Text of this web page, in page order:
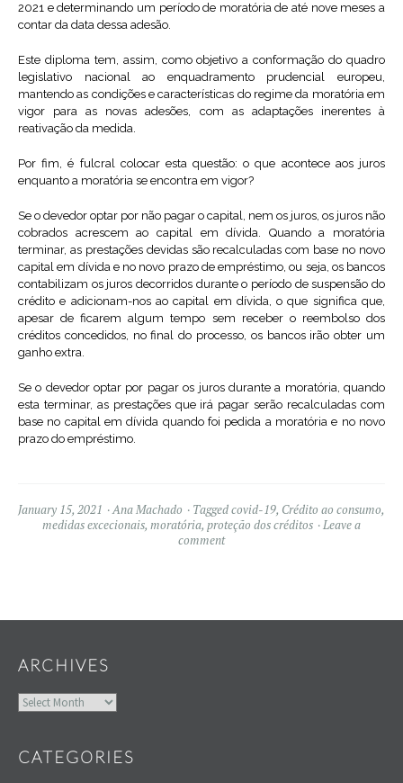
2021 e determinando um período de moratória de até nove meses a
contar da data dessa adesão.
Este diploma tem, assim, como objetivo a conformação do quadro
legislativo nacional ao enquadramento prudencial europeu,
mantendo as condições e características do regime da moratória em
vigor para as novas adesões, com as adaptações inerentes à
reativação da medida.
Por fim, é fulcral colocar esta questão: o que acontece aos juros
enquanto a moratória se encontra em vigor?
Se o devedor optar por não pagar o capital, nem os juros, os juros não
cobrados acrescem ao capital em dívida. Quando a moratória
terminar, as prestações devidas são recalculadas com base no novo
capital em dívida e no novo prazo de empréstimo, ou seja, os bancos
contabilizam os juros decorridos durante o período de suspensão do
crédito e adicionam-nos ao capital em dívida, o que significa que,
apesar de ficarem algum tempo sem receber o reembolso dos
créditos concedidos, no final do processo, os bancos irão obter um
ganho extra.
Se o devedor optar por pagar os juros durante a moratória, quando
esta terminar, as prestações que irá pagar serão recalculadas com
base no capital em dívida quando foi pedida a moratória e no novo
prazo do empréstimo.
January 15, 2021 Ana Machado Taggedcovid-19, Crédito ao consumo,
medidas excecionais, moratória, proteção dos créditos
Leave a
comment
ARCHIVES
Archives
CATEGORIES